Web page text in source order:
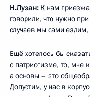
Н.Лузан: К нам
говорили, что нужно
случаев мы сами
Ещё хотелось бы
о патриотизме, то, мне
а основы – это
Допустим, у нас в